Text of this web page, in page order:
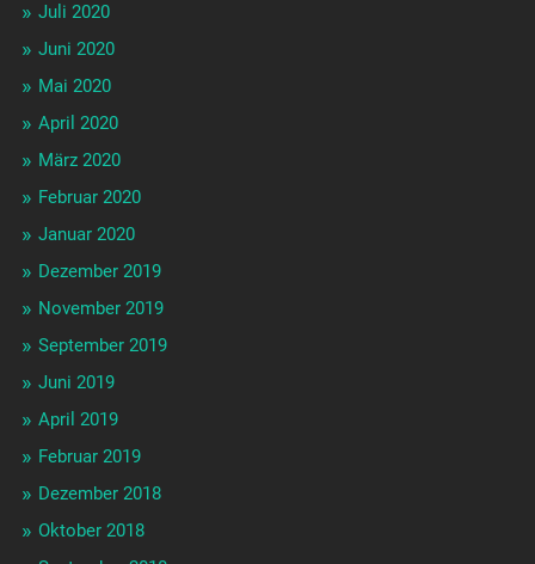
Juli 2020
Juni 2020
Mai 2020
April 2020
März 2020
Februar 2020
Januar 2020
Dezember 2019
November 2019
September 2019
Juni 2019
April 2019
Februar 2019
Dezember 2018
Oktober 2018